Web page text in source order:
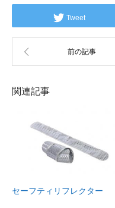
Tweet
関連記事
セーフティリフレクター